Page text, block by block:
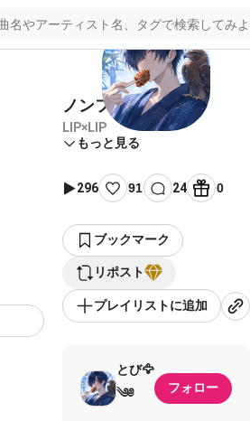
ノンファンタジー
LIP×LIP
もっと見る
296 91 24 0
ブックマーク
リポスト
プレイリストに追加
とび🦅
༄༅
フォロー